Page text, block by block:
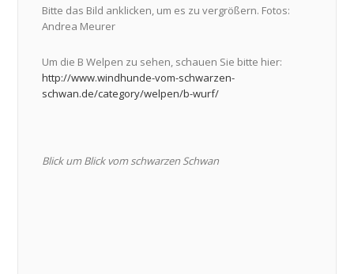
Bitte das Bild anklicken, um es zu vergrößern. Fotos:
Andrea Meurer
Um die B Welpen zu sehen, schauen Sie bitte hier:
http://www.windhunde-vom-schwarzen-
schwan.de/category/welpen/b-wurf/
Blick um Blick vom schwarzen Schwan